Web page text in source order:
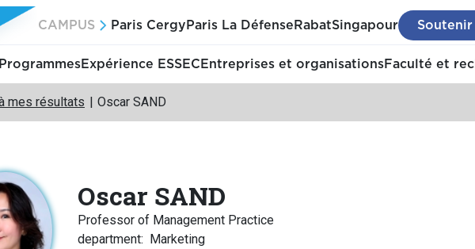
CAMPUS Paris Cergy Paris La Défense RabatSingapour Soutenir
ProgrammesExpérience ESSEC Entreprises et organisationsFaculté et
mes résultats Oscar SAND
Oscar SAND
Professor of Management Practice
department: Marketing